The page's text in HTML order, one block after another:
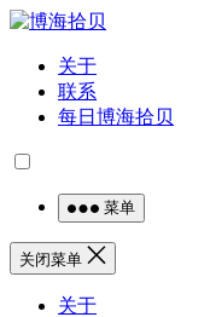
关于
联系
每日博海拾贝
菜单
关闭菜单
关于